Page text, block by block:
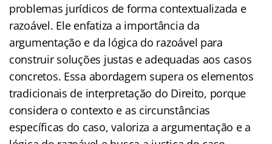
problemas jurídicos de forma contextualizada e
razoável. Ele enfatiza a importância da
argumentação e da lógica do razoável para
construir soluções justas e adequadas aos casos
concretos. Essa abordagem supera os elementos
tradicionais de interpretação do Direito, porque
considera o contexto e as circunstâncias
específicas do caso, valoriza a argumentação e a